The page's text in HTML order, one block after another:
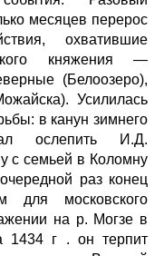
месяцев перерос
охватившие
княжения —
(Белоозеро),
Усилилась
в канун зимнего
ослепить И.Д.
с семьей в Коломну
раз конец
для московского
на р. Могзе в
1434 г . он терпит